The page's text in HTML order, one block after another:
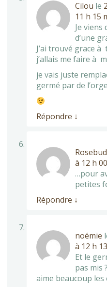
Cilou le
11 h 15
Je viens
d’une
J’ai trouvé grace à
j’allais me faire à
je vais juste
germé par de
Répondre ↓
Rosebud
à 12 h
…pour
petites
Répondre ↓
noémie
à 12 h
Et le
pas mis
aime beaucoup